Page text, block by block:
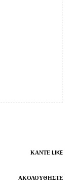
ΚΆΝΤΕ LIKE
ΑΚΟΛΟΥΘΉΣΤΕ